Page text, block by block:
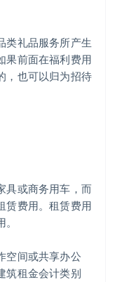
类礼品服务所产生
果前面在福利费用
，也可以归为招待
具或商务用车，而
赁费用。租赁费用
空间或共享办公
筑租金会计类别